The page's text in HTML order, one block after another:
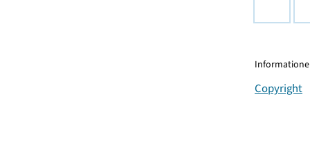
Copyright